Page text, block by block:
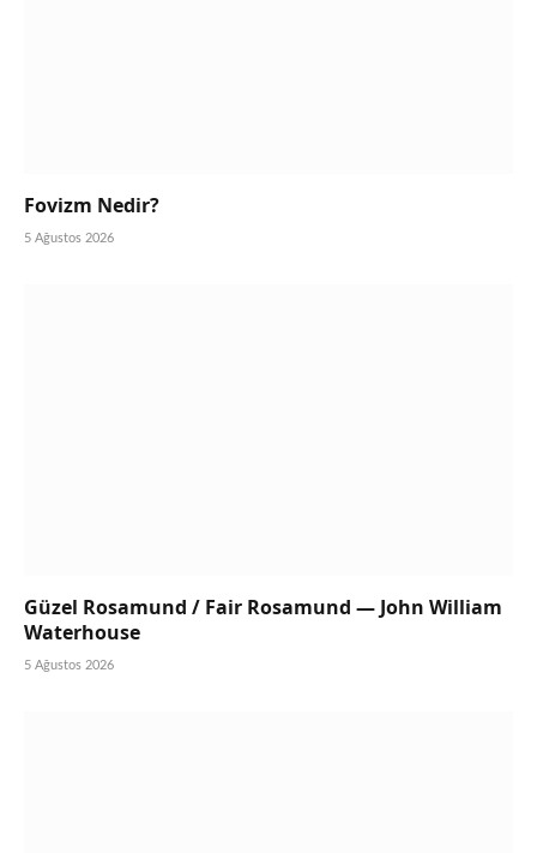
Fovizm Nedir?
5 Ağustos 2026
Güzel Rosamund / Fair Rosamund — John William
Waterhouse
5 Ağustos 2026